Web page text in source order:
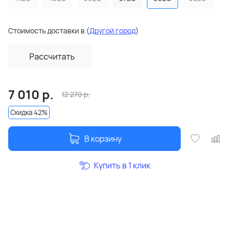
Стоимость доставки в (Другой город)
Рассчитать
7 010 р. 12 270р.
Скидка 42%
В корзину
Купить в 1 клик